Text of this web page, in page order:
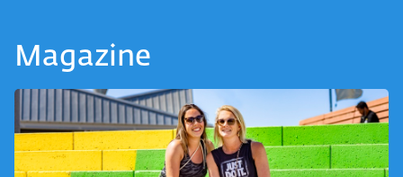
Magazine